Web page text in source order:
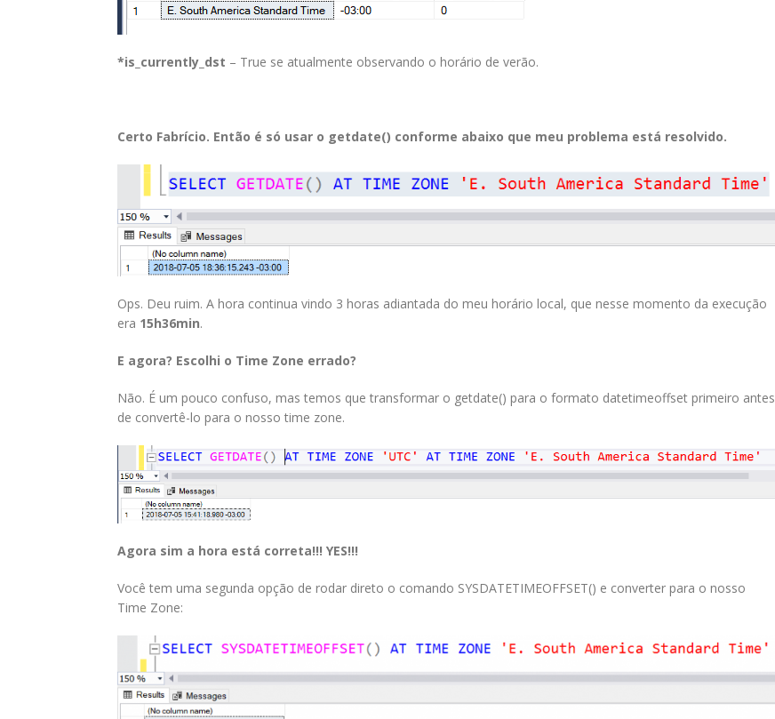
*is_currently_dst – True se atualmente observando o horário de verão.
Certo Fabrício. Então é só usar o getdate() conforme abaixo que meu problema está resolvido.
Ops. Deu ruim. A hora continua vindo 3 horas adiantada do meu horário local, que nesse momento da execução
era 15h36min.
E agora? Escolhi o Time Zone errado?
Não. É um pouco confuso, mas temos que transformar o getdate() para o formato datetimeoffset primeiro antes
de convertê-lo para o nosso time zone.
Agora sim a hora está correta!!! YES!!!
Você tem uma segunda opção de rodar direto o comando SYSDATETIMEOFFSET() e converter para o nosso
Time Zone: